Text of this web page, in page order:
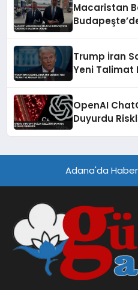
Macaristan
Trump İran
Yeni Talimat
OpenAI
Duyurdu
Adana'da